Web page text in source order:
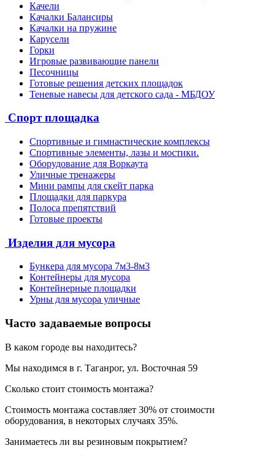
Качели
Качалки Балансиры
Качалки на пружине
Карусели
Горки
Игровые развивающие панели
Песочницы
Готовые решения детских площадок
Теневые навесы для детского сада - МБДОУ
Спорт площадка
Спортивные и гимнастические комплексы
Спортивные элементы, лазы и мостики.
Оборудование для Воркаута
Уличные тренажеры
Мини рампы для скейт парка
Площадки для паркура
Полоса препятствий
Готовые проекты
Изделия для мусора
Бункера для мусора 7м3-8м3
Контейнеры для мусора
Контейнерные площадки
Урны для мусора уличные
Часто задаваемые вопросы
В каком городе вы находитесь?
Мы находимся в г. Таганрог, ул. Восточная 59
Сколько стоит стоимость монтажа?
Стоимость монтажа составляет 30% от стоимости
оборудования, в некоторых случаях 35%.
Занимаетесь ли вы резиновым покрытием?